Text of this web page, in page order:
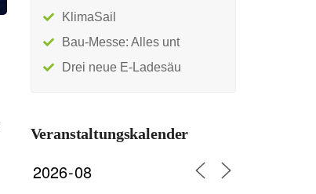
KlimaSail
Bau-Messe: Alles unt
Drei neue E-Ladesäu
Veranstaltungskalender